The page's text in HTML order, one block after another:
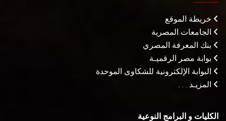
خريطة الموقع
الجامعات المصرية
بنك المعرفة المصري
بوابة مصر الرقميـة
البوابة الإلكترونية للشكاوى الموحدة
المزيـد . . .
الكليات و البرامج النوعية